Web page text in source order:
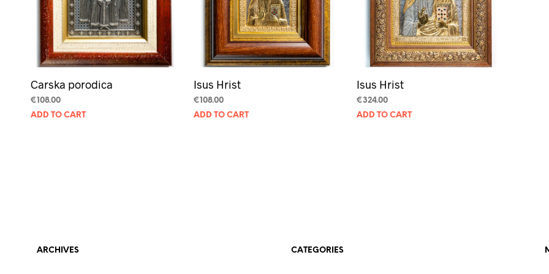
Carska porodica
€ 108.00
ADD TO CART
Isus Hrist
€ 108.00
ADD TO CART
Isus Hrist
€324.00
ADD TO CART
ARCHIVES CATEGORIES